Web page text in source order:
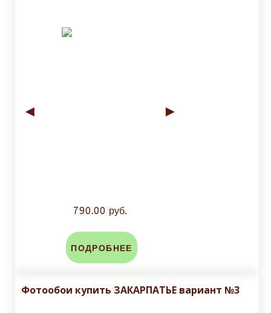
◄ ►
790.00 руб.
ПОДРОБНЕЕ
Фотообои купить ЗАКАРПАТЬЕ вариант №3